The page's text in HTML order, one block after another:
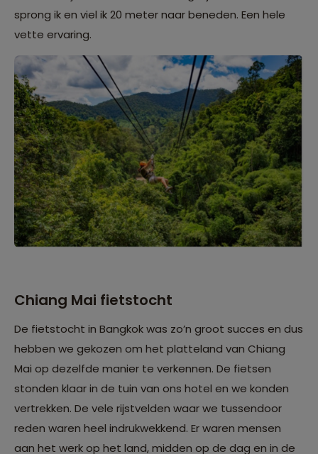
sprong ik en viel ik 20 meter naar beneden. Een hele
vette ervaring.
Chiang Mai fietstocht
De fietstocht in Bangkok was zo’n groot succes en dus
hebben we gekozen om het platteland van Chiang
Mai op dezelfde manier te verkennen. De fietsen
stonden klaar in de tuin van ons hotel en we konden
vertrekken. De vele rijstvelden waar we tussendoor
reden waren heel indrukwekkend. Er waren mensen
aan het werk op het land, midden op de dag en in de